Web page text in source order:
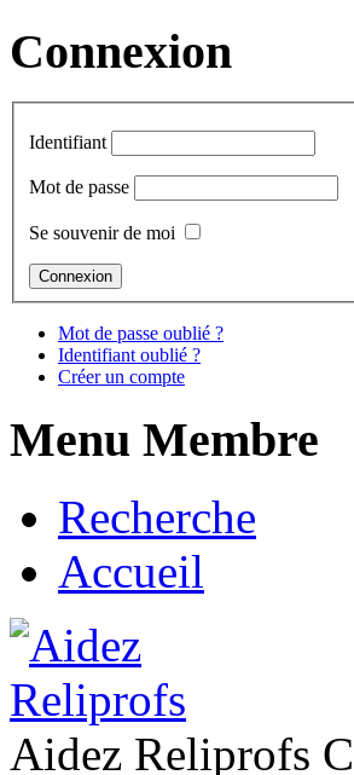
Connexion
Identifiant
Mot de passe
Se souvenir de moi
Mot de passe oublié ?
Identifiant oublié ?
Créer un compte
Menu Membre
Recherche
Accueil
Aidez Reliprofs